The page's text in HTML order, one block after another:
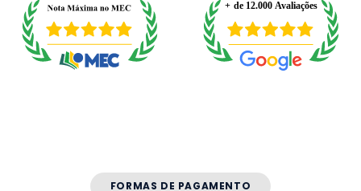
FORMAS DE PAGAMENTO